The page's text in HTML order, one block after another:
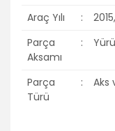
Araç Yılı :
Parça
Aksamı
:
Parça
Türü
: Aks